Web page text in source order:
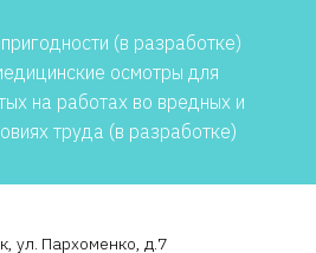
(в разработке)
осмотры для
на работах во вредных и
труда (в разработке)
ул. Пархоменко, д.7